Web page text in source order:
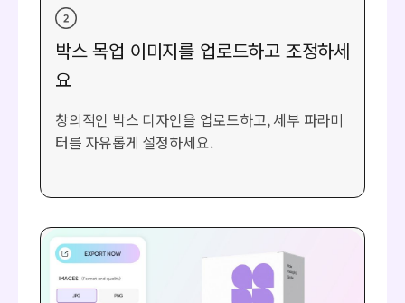
박스 목업 이미지를 업로드하고 조정하세
요
창의적인 박스 디자인을 업로드하고, 세부 파라미
터를 자유롭게 설정하세요.